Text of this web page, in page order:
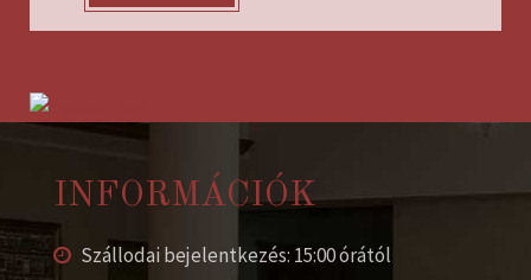
INFORMÁCIÓK
Szállodai bejelentkezés: 15:00 órától